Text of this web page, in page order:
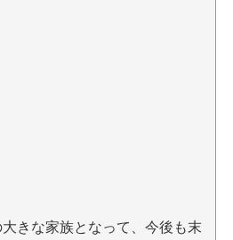
きな家族となって、今後も末